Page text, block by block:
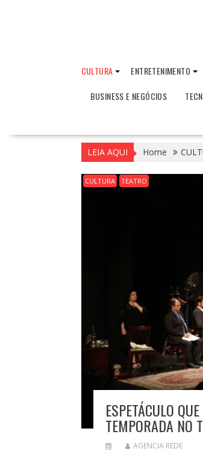
CULTURA ENTRETENIMENTO
BUSINESS E NEGÓCIOS
LEIA AQUI Home
CULTURA TEATRO
ESPETÁCULO
TEMPORADA NO
AGENCIA REDE